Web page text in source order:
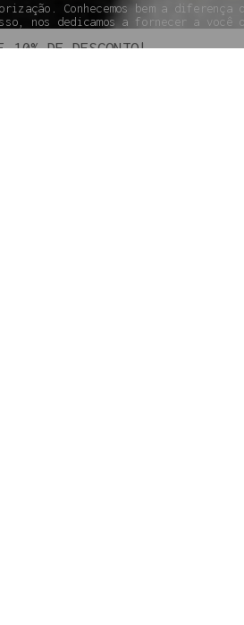
Conhecemos bem a
nos dedicamos a fornecer a você